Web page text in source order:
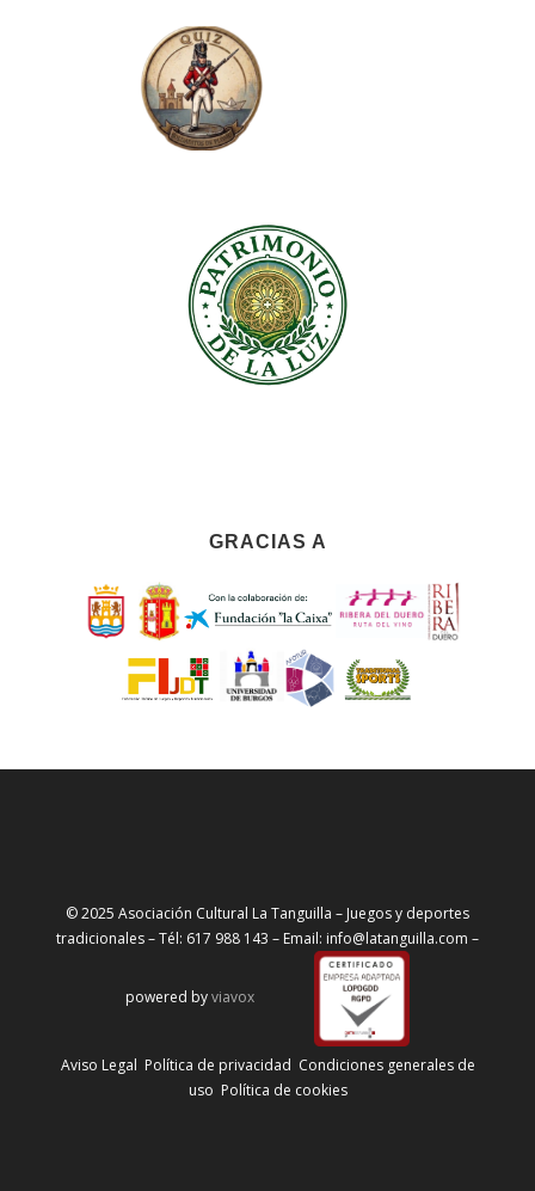
GRACIAS A
© 2025 Asociación Cultural La Tanguilla – Juegos y deportes
tradicionales – Tél: 617 988 143 – Email: info@latanguilla.com –
powered byviavox
Aviso Legal Política de privacidad Condiciones generales de
uso Política de cookies